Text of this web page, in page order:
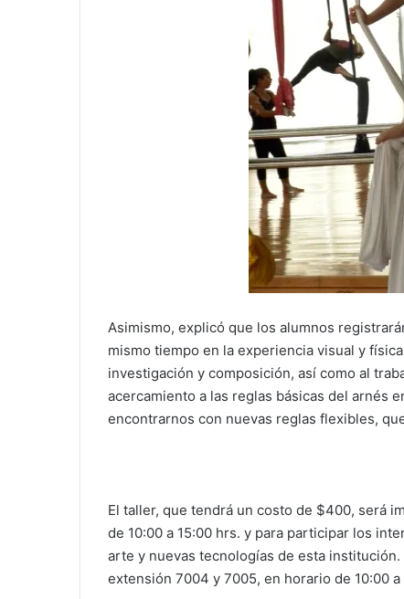
Asimismo, explicó que los alumnos
mismo tiempo en la experiencia visual y
investigación y composición, así como al
acercamiento a las reglas básicas del arnés
encontrarnos con nuevas reglas flexibles,
El taller, que tendrá un costo de $400, será
de 10:00 a 15:00 hrs. y para participar los
arte y nuevas tecnologías de esta
extensión 7004 y 7005, en horario de 10:00 a